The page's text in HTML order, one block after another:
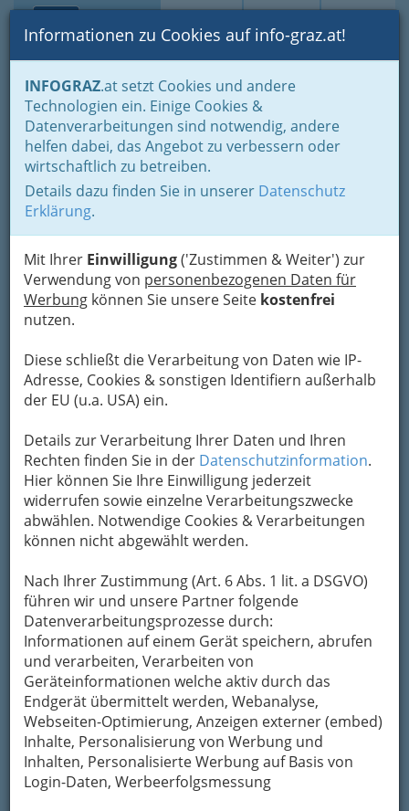
Suche Login Toggle
Informationen zu Cookies auf info-graz.at!
INFOGRAZ.at setzt Cookies und andere
Technologien ein. Einige Cookies &
Datenverarbeitungen sind notwendig, andere
helfen dabei, das Angebot zu verbessern oder
wirtschaftlich zu betreiben.
Details dazu finden Sie in unserer Datenschutz
Erklärung.
Mit Ihrer Einwilligung('Zustimmen & Weiter') zur
Verwendung von personenbezogenen Daten für
Werbung können Sie unsere Seite kostenfrei
nutzen.
Diese schließt die Verarbeitung von Daten wie IP-
Adresse, Cookies & sonstigen Identifiern außerhalb
der EU (u.a. USA) ein.
Details zur Verarbeitung Ihrer Daten und Ihren
Rechten finden Sie in der Datenschutzinformation.
Hier können Sie Ihre Einwilligung jederzeit
widerrufen sowie einzelne Verarbeitungszwecke
abwählen. Notwendige Cookies & Verarbeitungen
können nicht abgewählt werden.
Nach Ihrer Zustimmung (Art. 6 Abs. 1 lit. a DSGVO)
führen wir und unsere Partner folgende
Datenverarbeitungsprozesse durch:
Informationen auf einem Gerät speichern, abrufen
und verarbeiten, Verarbeiten von
Geräteinformationen welche aktiv durch das
Endgerät übermittelt werden, Webanalyse,
Webseiten-Optimierung, Anzeigen externer (embed)
Inhalte, Personalisierung von Werbung und
Inhalten, Personalisierte Werbung auf Basis von
Login-Daten, Werbeerfolgsmessung
Home Gastronomie
Beisln, Bars, Pubs & Wein
Buschenschenken oder Buschenschänken
Buschenschenken nach Orten
Wies
Buschenschank
Wildbacher
Aichegg 13, 8541 Schwanberg
Karte
Adresse mit Google Maps anschauen
Beisln, Bars, Pubs & Wein